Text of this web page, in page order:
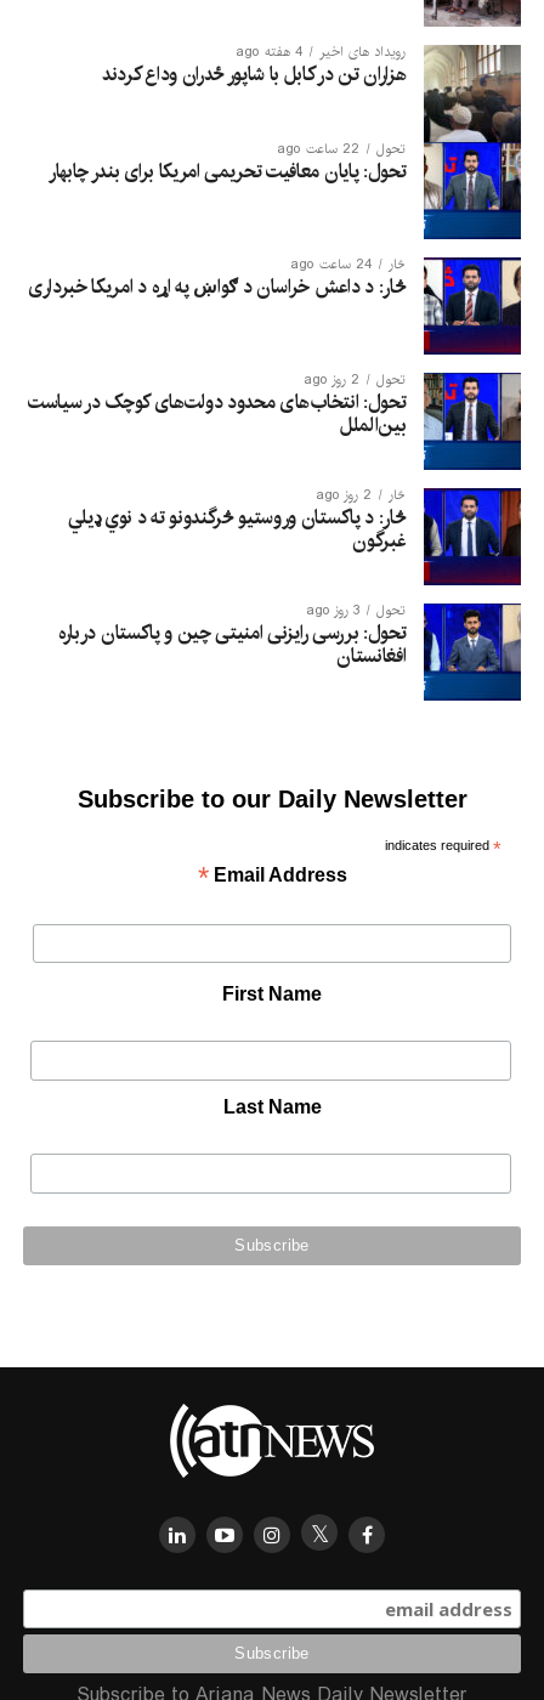
رویداد های اخیر 4 هفته ago
هزاران تن در کابل با شاپور ځدران وداع کردند
تحول 22 ساعت ago
تحول: پایان معافیت تحریمی امریکا برای بندر چابهار
څار 24 ساعت ago
څار: د داعش خراسان د ګواښ په اړه د امریکا خبرداری
تحول 2 روز ago
تحول: انتخاب‌های محدود دولت‌های کوچک در سیاست
بین‌الملل
څار 2 روز ago
څار: د پاکستان وروستیو څرگندونو ته د نوي ډیلي
غبرگون
تحول 3 روز ago
تحول: بررسی رایزنی امنیتی چین و پاکستان درباره
افغانستان
Subscribe to our Daily Newsletter
*
indicates required
Email Address
*
First Name
Last Name